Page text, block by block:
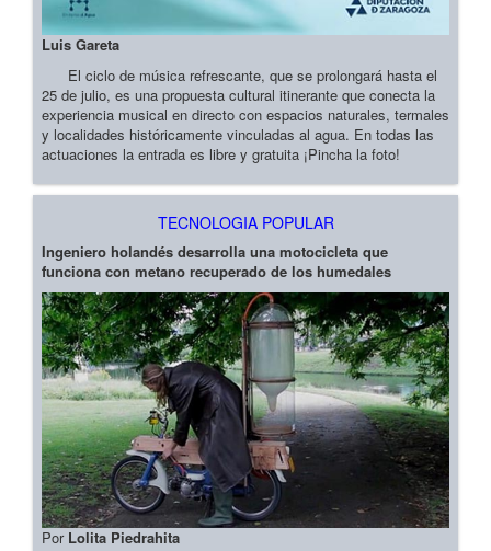
Luis Gareta
El ciclo de música refrescante, que se prolongará hasta el
25 de julio, es una propuesta cultural itinerante que conecta la
experiencia musical en directo con espacios naturales, termales
y localidades históricamente vinculadas al agua. En todas las
actuaciones la entrada es libre y gratuita ¡Pincha la foto!
TECNOLOGIA POPULAR
Ingeniero holandés desarrolla una motocicleta que
funciona con metano recuperado de los humedales
Por Lolita Piedrahita